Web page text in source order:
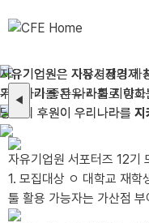
자유기업원은 자유시장경제
기업하기 좋은 나라를 지향하
당신의 후원이 우리나라를 지
자유기업원은 시장경제의 가
우리나라를 자유 사회로 이끄
자유기업원은 자유시장경제
기업하기 좋은 나라를 지향하
당신의 후원이 우리나라를 지
◀
자유기업원 서포터즈 12기
1. 모집대상 ㅇ 대학교 재학생 및 휴학생 ㅇ 참신한 아이디어와 열정으로 활동에 적극적으로 임하실 분 - 글쓰기에 능하고 사진 및 이미지 편집이 가능한 자 - 타 서포터즈 활동 유경험자 및 SNS 활용 가능자, 그래픽
툴 활용 가능자는 가산점 부여 ㅇ 2026년 12월까지 성실한 활동이 가능한 분 - 월 2회 이상 콘텐츠(카드뉴스, 블로그, 동영상 등) 제작이 가능한 분 - 발대식 및 수료식(비대면)에 참석 가능한 분 *발